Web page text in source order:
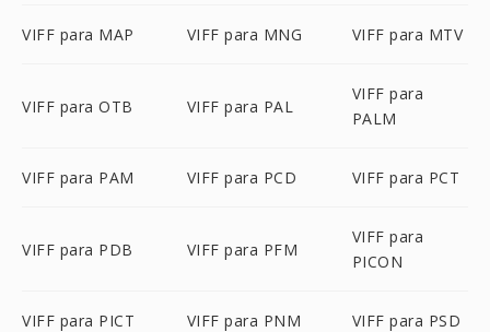
VIFF para MAP VIFF para MNG VIFF para MTV
VIFF para OTB VIFF para PAL
VIFF para
PALM
VIFF para PAM VIFF para PCD VIFF para PCT
VIFF para PDB VIFF para PFM
VIFF para
PICON
VIFF para PICT VIFF para PNM VIFF para PSD